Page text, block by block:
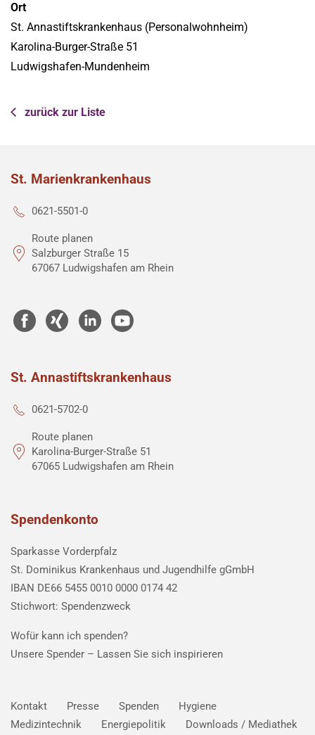
Ort
St. Annastiftskrankenhaus (Personalwohnheim)
Karolina-Burger-Straße 51
Ludwigshafen-Mundenheim
zurück zur Liste
St. Marienkrankenhaus
0621-5501-0
Route planen
Salzburger Straße 15
67067 Ludwigshafen am Rhein
St. Annastiftskrankenhaus
0621-5702-0
Route planen
Karolina-Burger-Straße 51
67065 Ludwigshafen am Rhein
Spendenkonto
Sparkasse Vorderpfalz
St. Dominikus Krankenhaus und Jugendhilfe gGmbH
IBAN DE66 5455 0010 0000 0174 42
Stichwort: Spendenzweck
Wofür kann ich spenden?
Unsere Spender – Lassen Sie sich inspirieren
Kontakt Presse Spenden
Hygiene
Medizintechnik
Energiepolitik Downloads / Mediathek